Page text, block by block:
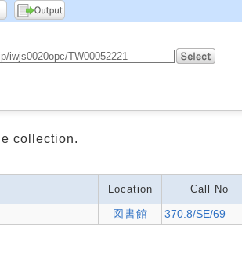
collection.
Location Call No
図書館 370.8/SE/69